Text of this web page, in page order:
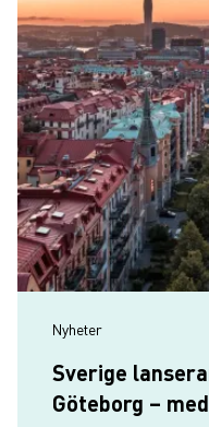
Nyheter
Sverige
Göteborg –